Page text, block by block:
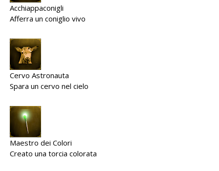
Acchiappaconigli
Afferra un coniglio vivo
Cervo Astronauta
Spara un cervo nel cielo
Maestro dei Colori
Creato una torcia colorata